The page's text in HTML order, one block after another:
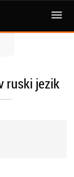
MENI
ruski jezik